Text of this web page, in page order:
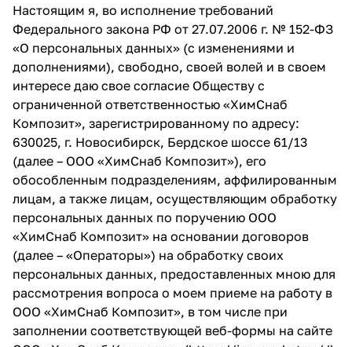
Настоящим я, во исполнение требований
Федерального закона РФ от 27.07.2006 г. № 152-ФЗ
«О персональных данных» (с изменениями и
дополнениями), свободно, своей волей и в своем
интересе даю свое согласие Обществу с
ограниченной ответственностью «ХимСнаб
Композит», зарегистрированному по адресу:
630025, г. Новосибирск, Бердское шоссе 61/13
(далее – ООО «ХимСнаб Композит»), его
обособленным подразделениям, аффилированным
лицам, а также лицам, осуществляющим обработку
персональных данных по поручению ООО
«ХимСнаб Композит» на основании договоров
(далее – «Операторы») на обработку своих
персональных данных, предоставленных мною для
рассмотрения вопроса о моем приеме на работу в
ООО «ХимСнаб Композит», в том числе при
заполнении соответствующей веб-формы на сайте